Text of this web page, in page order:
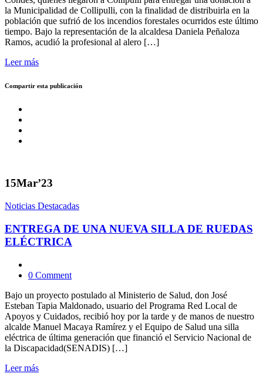
la Municipalidad de Collipulli, con la finalidad de distribuirla en la
población que sufrió de los incendios forestales ocurridos este último
tiempo. Bajo la representación de la alcaldesa Daniela Peñaloza
Ramos, acudió la profesional al alero […]
Leer más
Compartir esta publicación
15Mar’23
Noticias Destacadas
ENTREGA DE UNA NUEVA SILLA DE RUEDAS
ELÉCTRICA
0 Comment
Bajo un proyecto postulado al Ministerio de Salud, don José
Esteban Tapia Maldonado, usuario del Programa Red Local de
Apoyos y Cuidados, recibió hoy por la tarde y de manos de nuestro
alcalde Manuel Macaya Ramírez y el Equipo de Salud una silla
eléctrica de última generación que financió el Servicio Nacional de
la Discapacidad(SENADIS) […]
Leer más